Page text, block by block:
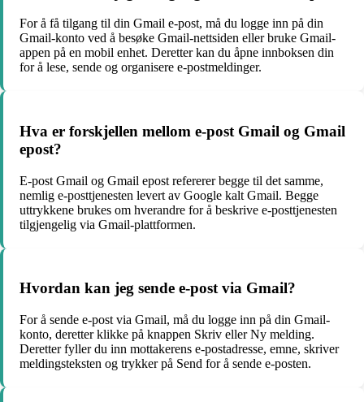
For å få tilgang til din Gmail e-post, må du logge inn på din
Gmail-konto ved å besøke Gmail-nettsiden eller bruke Gmail-
appen på en mobil enhet. Deretter kan du åpne innboksen din
for å lese, sende og organisere e-postmeldinger.
Hva er forskjellen mellom e-post Gmail og Gmail
epost?
E-post Gmail og Gmail epost refererer begge til det samme,
nemlig e-posttjenesten levert av Google kalt Gmail. Begge
uttrykkene brukes om hverandre for å beskrive e-posttjenesten
tilgjengelig via Gmail-plattformen.
Hvordan kan jeg sende e-post via Gmail?
For å sende e-post via Gmail, må du logge inn på din Gmail-
konto, deretter klikke på knappen Skriv eller Ny melding.
Deretter fyller du inn mottakerens e-postadresse, emne, skriver
meldingsteksten og trykker på Send for å sende e-posten.